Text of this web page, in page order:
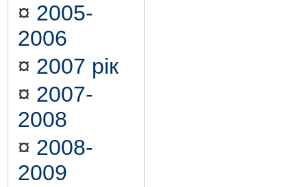
¤ 2005-
2006
¤ 2007 рік
¤ 2007-
2008
¤ 2008-
2009